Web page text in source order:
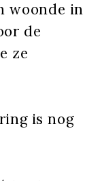
woonde in
de
ze
is nog